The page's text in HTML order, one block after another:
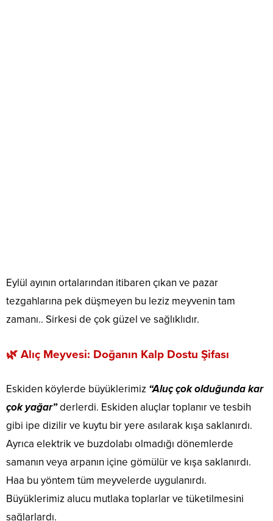
Eylül ayının ortalarından itibaren çıkan ve pazar
tezgahlarına pek düşmeyen bu leziz meyvenin tam
zamanı.. Sirkesi de çok güzel ve sağlıklıdır.
🌿 Alıç Meyvesi: Doğanın Kalp Dostu Şifası
Eskiden köylerde büyüklerimiz “Aluç çok olduğunda kar
çok yağar”derlerdi. Eskiden aluçlar toplanır ve tesbih
gibi ipe dizilir ve kuytu bir yere asılarak kışa saklanırdı.
Ayrıca elektrik ve buzdolabı olmadığı dönemlerde
samanın veya arpanın içine gömülür ve kışa saklanırdı.
Haa bu yöntem tüm meyvelerde uygulanırdı.
Büyüklerimiz alucu mutlaka toplarlar ve tüketilmesini
sağlarlardı.